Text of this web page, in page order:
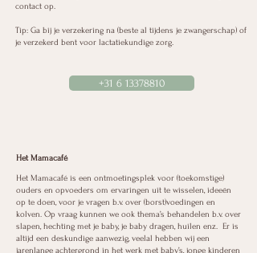
contact op.
Tip: Ga bij je verzekering na (beste al tijdens je zwangerschap) of
je verzekerd bent voor lactatiekundige zorg.
+31 6 13378810
Het Mamacafé
Het Mamacafé is een ontmoetingsplek voor (toekomstige)
ouders en opvoeders om ervaringen uit te wisselen, ideeën
op te doen, voor je vragen b.v. over (borst)voedingen en
kolven. Op vraag kunnen we ook thema’s behandelen b.v. over
slapen, hechting met je baby, je baby dragen, huilen enz. Er is
altijd een deskundige aanwezig, veelal hebben wij een
jarenlange achtergrond in het werk met baby’s, jonge kinderen